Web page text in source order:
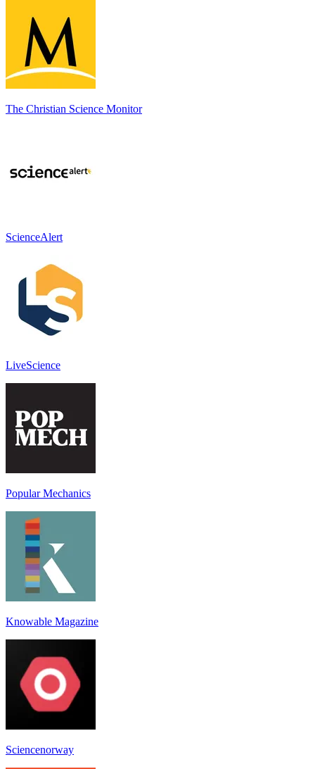
The Christian Science Monitor
ScienceAlert
LiveScience
Popular Mechanics
Knowable Magazine
Sciencenorway